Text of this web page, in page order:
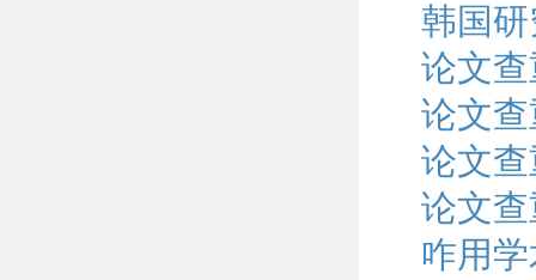
韩国
论文
论文
论文
论文
咋用